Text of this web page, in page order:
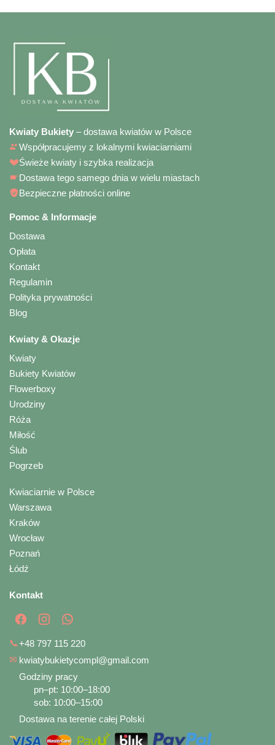
Kwiaty Bukiety – dostawa kwiatów w Polsce
Współpracujemy z lokalnymi kwiaciarniami
Świeże kwiaty i szybka realizacja
Dostawa tego samego dnia w wielu miastach
Bezpieczne płatności online
Pomoc & Informacje
Dostawa
Opłata
Kontakt
Regulamin
Polityka prywatności
Blog
Kwiaty & Okazje
Kwiaty
Bukiety Kwiatów
Flowerboxy
Urodziny
Róża
Miłość
Ślub
Pogrzeb
Kwiaciarnie w Polsce
Warszawa
Kraków
Wrocław
Poznań
Łódź
Kontakt
📞+48 797 115 220
✉ kwiatybukietycompl@gmail.com
Godziny pracy
pn–pt: 10:00–18:00
sob: 10:00–15:00
Dostawa na terenie całej Polski